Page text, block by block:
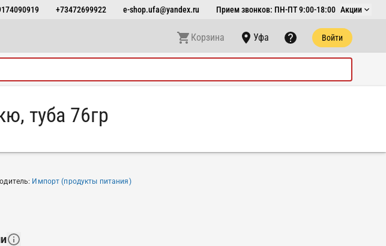
+73472699922 e-shop.ufa@yandex.ru Прием звонков: ПН-ПТ 9:00-18:00 Акции
Корзина Уфа Войти
туба 76гр
: Импорт (продукты питания)